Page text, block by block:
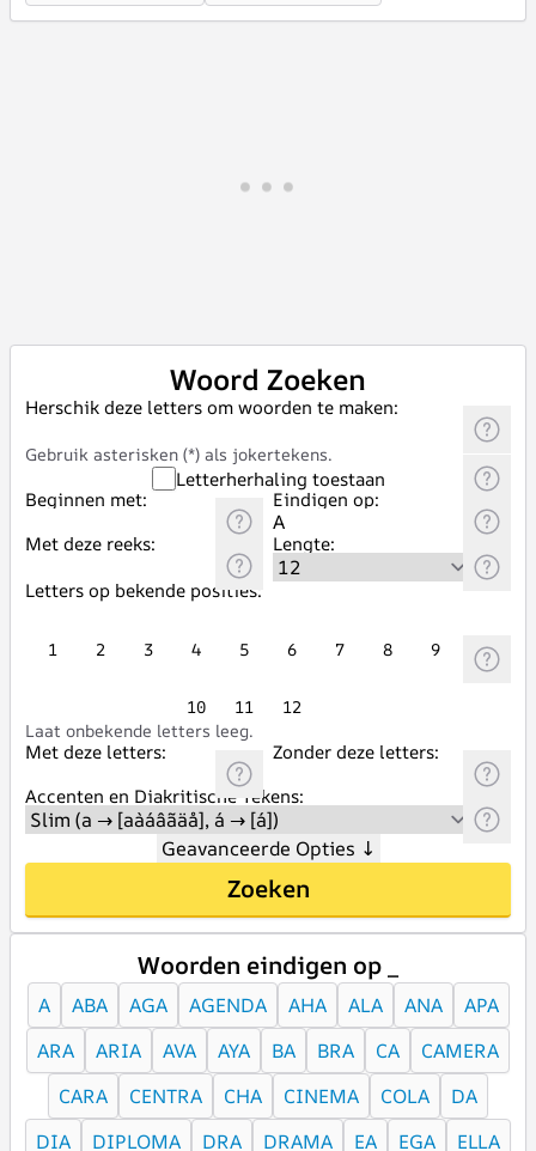
Woord Zoeken
Herschik deze letters om woorden te maken:
Gebruik asterisken (*) als jokertekens.
Letterherhaling toestaan
Beginnen met:
Eindigen op:
Met deze reeks:
Lengte:
Letters op bekende posities:
1 2 3 4 5 6 7 8 9
10 11
12
Laat onbekende letters leeg.
Met deze letters:
Zonder deze letters:
Accenten en Diakritische Tekens:
Geavanceerde Opties ↓
Zoeken
Woorden eindigen op _
A ABA AGA AGENDA AHA ALA ANA
APA
ARA
ARIA AVA AYA BA BRA CA
CAMERA
CARA
CENTRA CHA CINEMA COLA
DA
DIA
DIPLOMA DRA DRAMA EA EGA ELLA